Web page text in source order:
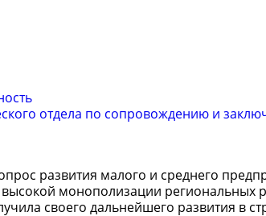
отдела по сопровождению и
развития малого и среднего
монополизации региональных
своего дальнейшего развития в